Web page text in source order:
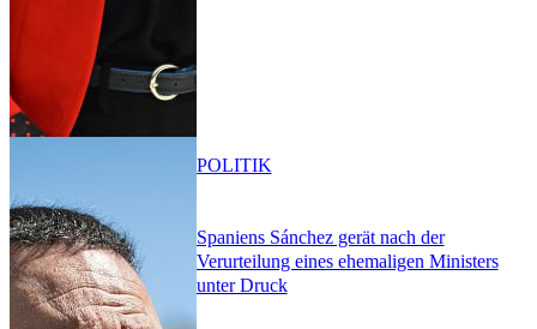
Spaniens Sánchez gerät nach der
Verurteilung eines ehemaligen Ministers
unter Druck
POLITIK